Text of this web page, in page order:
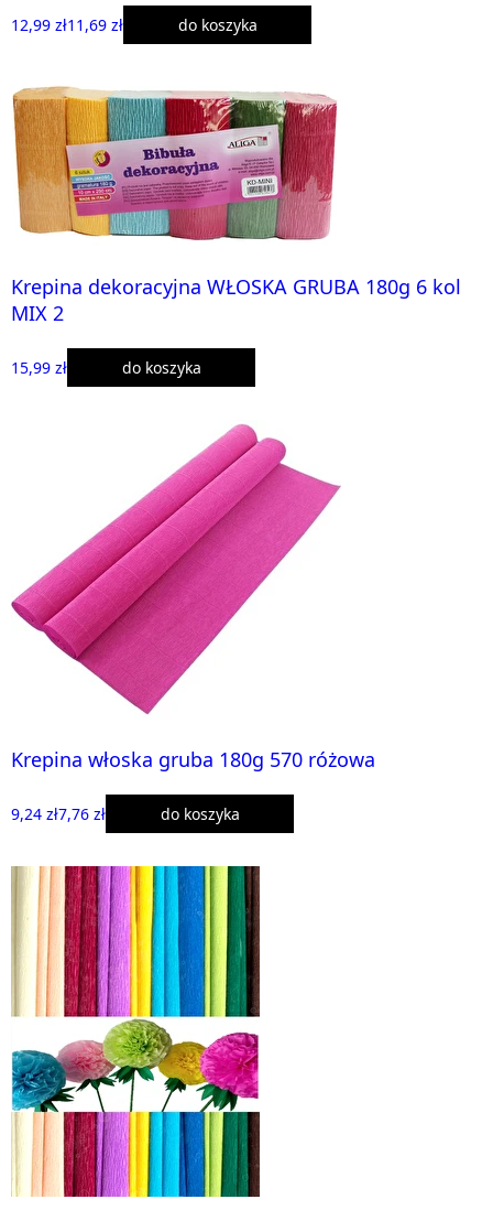
12,99 zł11,69 zł do koszyka
Krepina dekoracyjna WŁOSKA GRUBA 180g 6 kol
MIX 2
15,99 zł do koszyka
Krepina włoska gruba 180g 570 różowa
9,24 zł7,76 zł do koszyka